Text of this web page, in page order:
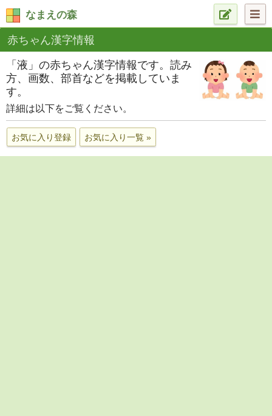
なまえの森
赤ちゃん漢字情報
「液」の赤ちゃん漢字情報です。読み
方、画数、部首などを掲載していま
す。
詳細は以下をご覧ください。
お気に入り登録 お気に入り一覧 »